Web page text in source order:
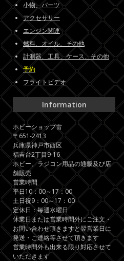
小物、パーツ
アクセサリー
エンジン関連
燃料、オイル、その他
計測器、工具、ケース、その他
予約
フライトビデオ
Information
ホビーショップ雷
〒651-2413
兵庫県神戸市西区
福吉台2丁目9-16
ホビー、ラジコン用品の通販及び店
舗販売
営業時間
平日10：00～17：00
土日祝9：00～17：00
定休日：毎週水曜日
休業日または営業時間外にご注文・
お問い合わせ頂きますと翌営業日に
発送・ご連絡等させて頂きます
営業時間外も出来る限り対応させて
いただきます